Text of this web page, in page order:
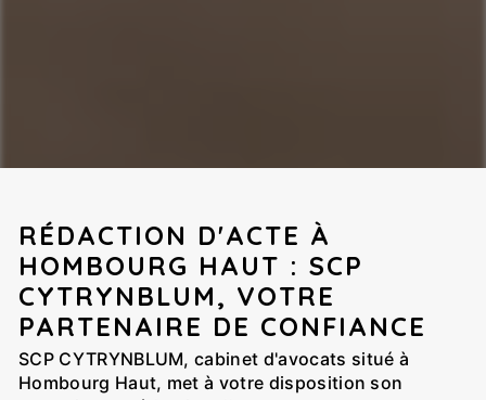
RÉDACTION D'ACTE À
HOMBOURG HAUT : SCP
CYTRYNBLUM, VOTRE
PARTENAIRE DE CONFIANCE
SCP CYTRYNBLUM, cabinet d'avocats situé à
Hombourg Haut, met à votre disposition son